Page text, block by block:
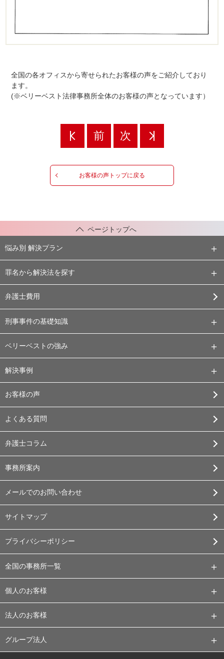
全国の各オフィスから寄せられたお客様の声をご紹介しており
ます。
(※ベリーベスト法律事務所全体のお客様の声となっています）
前 次
お客様の声トップに戻る
ページトップへ
悩み別 解決プラン
罪名から解決法を探す
弁護士費用
刑事事件の基礎知識
ベリーベストの強み
解決事例
お客様の声
よくある質問
弁護士コラム
事務所案内
メールでのお問い合わせ
サイトマップ
プライバシーポリシー
全国の事務所一覧
個人のお客様
法人のお客様
グループ法人